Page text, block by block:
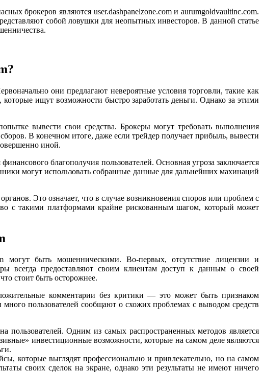
брокеров являются user.dashpanelzone.com и aurumgoldvaultinc.com.
собой ловушки для неопытных инвесторов. В данной статье
они предлагают невероятные условия торговли, такие как
ищут возможности быстро заработать деньги. Однако за этими
вывести свои средства. Брокеры могут требовать выполнения
В конечном итоге, даже если трейдер получает прибыль, вывести
иной.
благополучия пользователей. Основная угроза заключается
могут использовать собранные данные для дальнейших махинаций
Это означает, что в случае возникновения споров или проблем с
с такими платформами крайне рискованным шагом, который может
могут быть мошенническими. Во-первых, отсутствие лицензии и
всегда предоставляют своим клиентам доступ к данным о своей
стоит быть осторожнее.
комментарии без критики — это может быть признаком
пользователей сообщают о схожих проблемах с выводом средств
пользователей. Одним из самых распространенных методов является
инвестиционные возможности, которые на самом деле являются
которые выглядят профессионально и привлекательно, но на самом
своих сделок на экране, однако эти результаты не имеют ничего